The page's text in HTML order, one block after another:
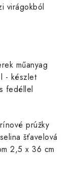
virágokból
műanyag
- készlet
fedéllel
prúžky
šťavelová
2,5 x 36 cm